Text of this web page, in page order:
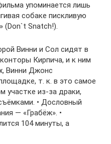
упоминается лишь
собаке пискливую
(Don`t Snatch!).
Винни и Сол сидят в
Кирпича, и к ним
Винни Джонс
т. к. в это самое
участке из-за драки,
• Дословный
— «Грабёж». •
104 минуты, а